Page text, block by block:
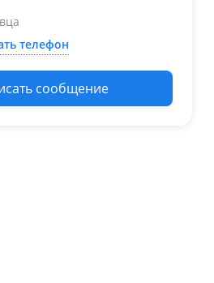
телефон
сообщение